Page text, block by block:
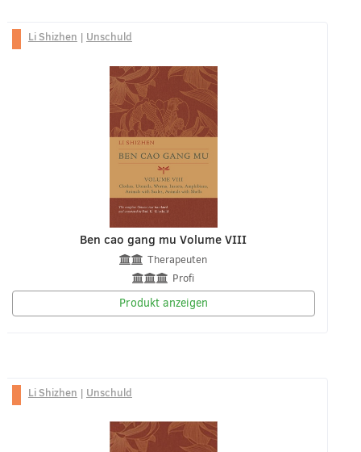
Li Shizhen | Unschuld
Ben cao gang mu Volume VIII
Therapeuten
Profi
Produkt anzeigen
Li Shizhen | Unschuld